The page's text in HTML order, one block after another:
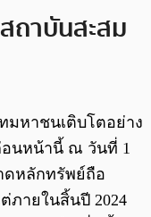
ถาบันสะสม
มหาชนเติบโตอย่าง
อนหน้านี้ ณ วันที่ 1
ดหลักทรัพย์ถือ
ภายในสิ้นปี 2024